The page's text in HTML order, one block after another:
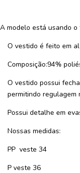
A modelo está usando o
O vestido é feito em
Composição:94%
O vestido possui
permitindo regulagem
Possui detalhe em
Nossas medidas:
PP veste 34
P veste 36